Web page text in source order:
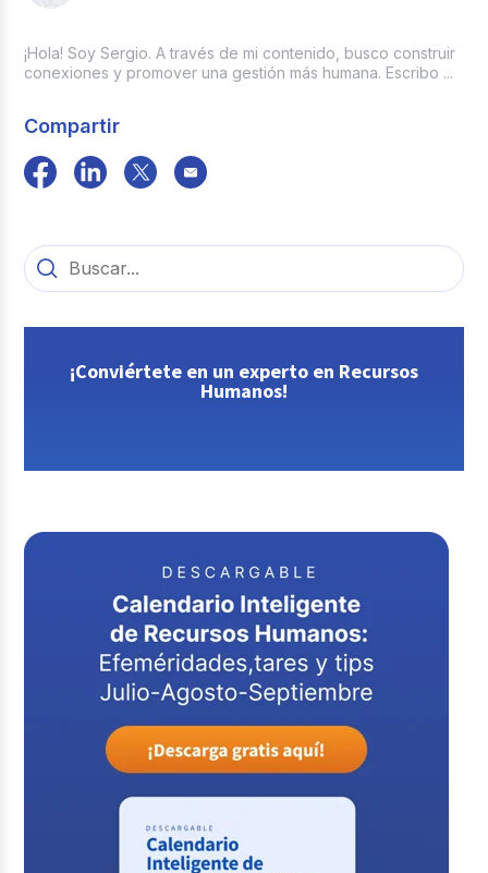
¡Hola! Soy Sergio. A través de mi contenido, busco construir
conexiones y promover una gestión más humana. Escribo ...
Compartir
¡Conviértete en un experto en Recursos
Humanos!